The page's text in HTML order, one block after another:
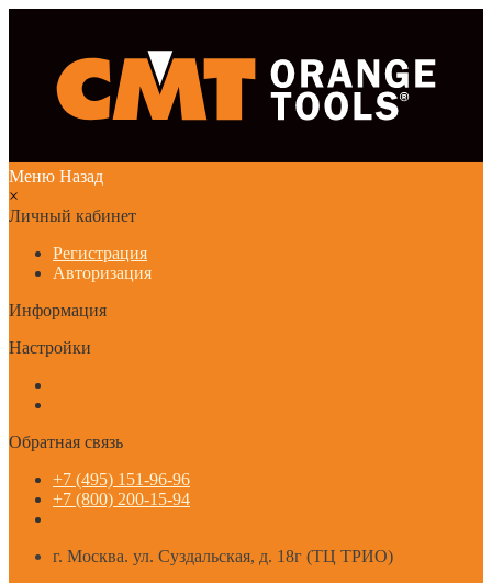
Меню Назад
×
Личный кабинет
Регистрация
Авторизация
Информация
Настройки
Обратная связь
+7 (495) 151-96-96
+7 (800) 200-15-94
г. Москва. ул. Суздальская, д. 18г (ТЦ ТРИО)